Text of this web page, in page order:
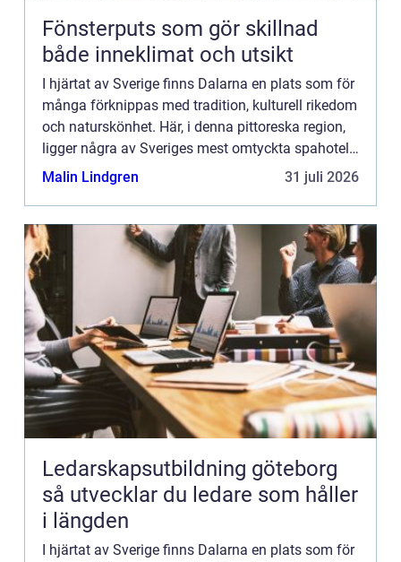
Fönsterputs som gör skillnad
både inneklimat och utsikt
I hjärtat av Sverige finns Dalarna en plats som för
många förknippas med tradition, kulturell rikedom
och naturskönhet. Här, i denna pittoreska region,
ligger några av Sveriges mest omtyckta spahotell.
Dessa hotel...
Malin Lindgren 31 juli 2026
Ledarskapsutbildning göteborg
så utvecklar du ledare som håller
i längden
I hjärtat av Sverige finns Dalarna en plats som för